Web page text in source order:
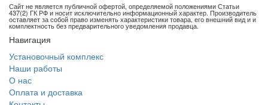
Сайт не является публичной офертой, определяемой положениями Статьи
437(2) ГК РФ и носит исключительно информационный характер. Производитель
оставляет за собой право изменять характеристики товара, его внешний вид и и
комплектность без предварительного уведомления продавца.
Навигация
Установочный комплекс
Наши работы
О нас
Оплата и доставка